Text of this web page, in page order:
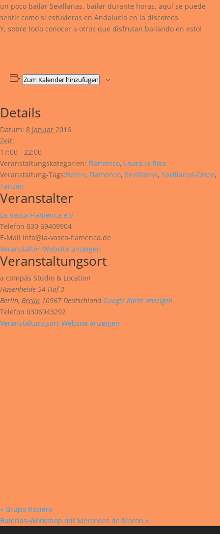
un poco bailar Sevillanas, bailar durante horas, aquí se puede
sentir como si estuvieras en Andalucía en la discoteca
Y, sobre todo conocer a otros que disfrutan bailando en esto!
Zum Kalender hinzufügen
Details
Datum: 8 Januar 2016
Zeit:
17:00 - 22:00
Veranstaltungskategorien: Flamenco, Laura la Risa
Veranstaltung-Tags:Berlin, Flamenco, Sevillanas, Sevillanas-Disco,
Tanzen
Veranstalter
La Vasca Flamenca e.V.
Telefon 030 69409904
E-Mail info@la-vasca-flamenca.de
Veranstalter-Website anzeigen
Veranstaltungsort
a compás Studio & Location
Hasenheide 54 Hof 3
Berlin, Berlin 10967 Deutschland Google Karte anzeigen
Telefon 0306943292
Veranstaltungsort-Website anzeigen
« Grupo Rociero
Bulerías-Workshop mit Mercedes de Moron »